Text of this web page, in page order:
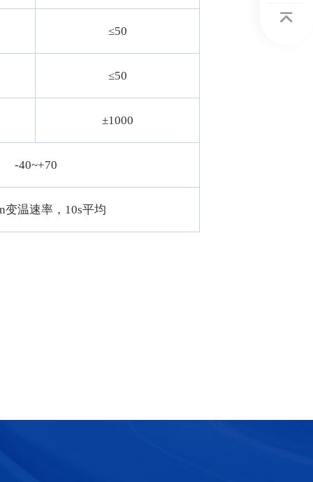
≤50
≤50
±1000
-40~+70
温速率，10s平均